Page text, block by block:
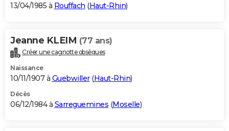
13/04/1985 à Rouffach (Haut-Rhin)
Jeanne KLEIM (77 ans)
Créer une cagnotte obsèques
Naissance
10/11/1907 à Guebwiller(Haut-Rhin)
Décès
06/12/1984 à Sarreguemines (Moselle)